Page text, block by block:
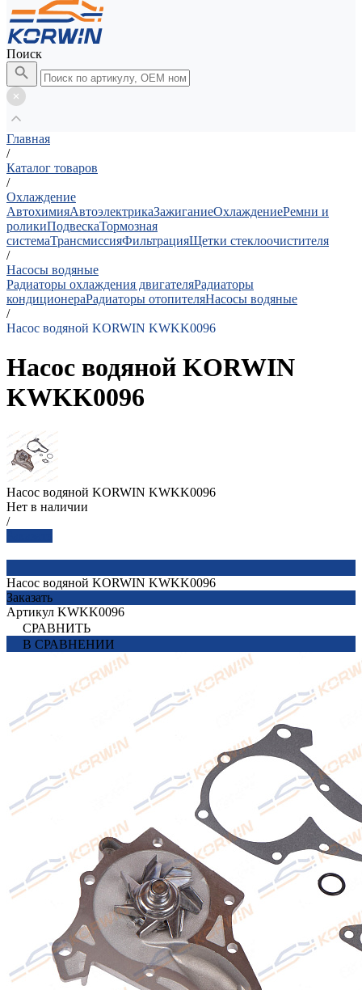
Поиск
Главная
/
Каталог товаров
/
Охлаждение
АвтохимияАвтоэлектрикаЗажиганиеОхлаждениеРемни и
роликиПодвескаТормозная
системаТрансмиссияФильтрацияЩетки стеклоочистителя
/
Насосы водяные
Радиаторы охлаждения двигателяРадиаторы
кондиционераРадиаторы отопителяНасосы водяные
/
Насос водяной KORWIN KWKK0096
Насос водяной KORWIN
KWKK0096
Насос водяной KORWIN KWKK0096
Нет в наличии
/
Насос водяной KORWIN KWKK0096
Заказать
Артикул KWKK0096
СРАВНИТЬ
В СРАВНЕНИИ